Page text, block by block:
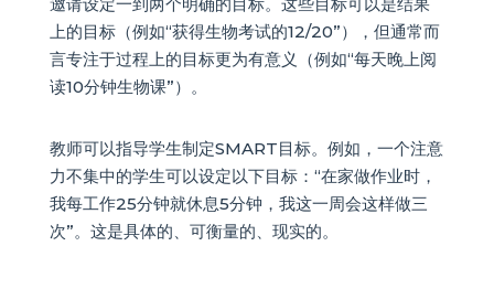
邀请设定一到两个明确的目标。这些目标可以是结果
上的目标（例如“获得生物考试的12/20”），但通常而
言专注于过程上的目标更为有意义（例如“每天晚上阅
读10分钟生物课”）。
教师可以指导学生制定SMART目标。例如，一个注意
力不集中的学生可以设定以下目标：“在家做作业时，
我每工作25分钟就休息5分钟，我这一周会这样做三
次”。这是具体的、可衡量的、现实的。